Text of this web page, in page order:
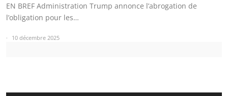
EN BREF Administration Trump annonce l’abrogation de
l’obligation pour les…
10 décembre 2025